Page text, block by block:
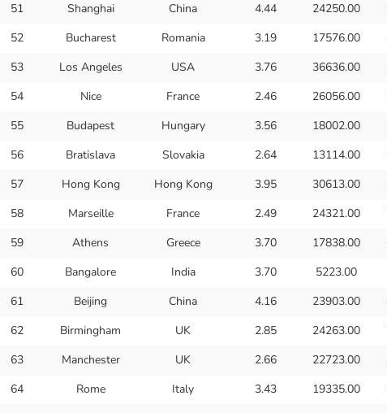
51
Shanghai China 4.44 24250.00
52
Bucharest Romania 3.19 17576.00
53
Los Angeles USA 3.76 36636.00
54
Nice France 2.46 26056.00
55
Budapest Hungary 3.56 18002.00
56
Bratislava Slovakia 2.64 13114.00
57
Hong Kong Hong Kong 3.95 30613.00
58
Marseille France 2.49 24321.00
59
Athens Greece 3.70 17838.00
60
Bangalore India 3.70 5223.00
61
Beijing China 4.16 23903.00
62
Birmingham UK 2.85 24263.00
63
Manchester UK 2.66 22723.00
64
Rome Italy 3.43 19335.00